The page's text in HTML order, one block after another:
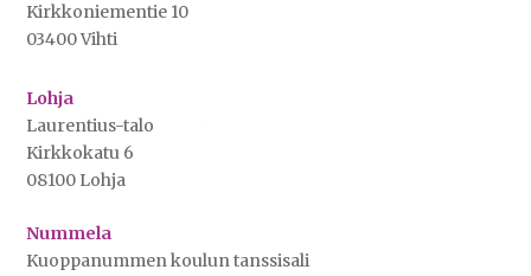
Kirkkoniementie 10
03400 Vihti
Lohja
Laurentius-talo
Kirkkokatu 6
08100 Lohja
Nummela
Kuoppanummen koulun tanssisali